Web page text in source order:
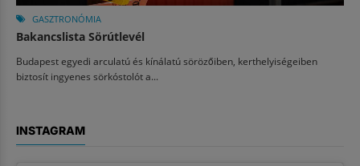
GASZTRONÓMIA
Bakancslista Sörútlevél
Budapest egyedi arculatú és kínálatú sörözőiben, kerthelyiségeiben
biztosít ingyenes sörkóstolót a...
INSTAGRAM